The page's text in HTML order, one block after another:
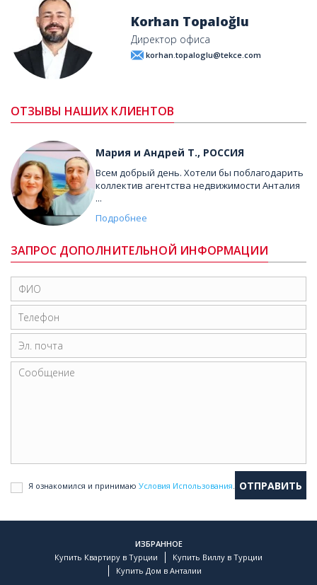
Korhan Topaloğlu
Директор офиса
korhan.topaloglu@tekce.com
ОТЗЫВЫ НАШИХ КЛИЕНТОВ
Мария и Андрей T., РОССИЯ
Всем добрый день. Хотели бы поблагодарить
коллектив агентства недвижимости Анталия
...
Подробнее
ЗАПРОС ДОПОЛНИТЕЛЬНОЙ ИНФОРМАЦИИ
Я ознакомился и принимаю Условия Использования
ИЗБРАННОЕ
Купить Квартиру в Турции
Купить Виллу в Турции
Купить Дом в Анталии